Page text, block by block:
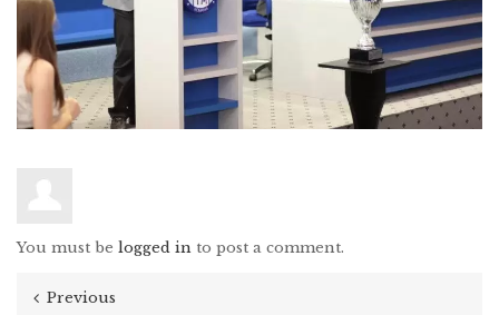
You must be logged in to post a comment.
Previous